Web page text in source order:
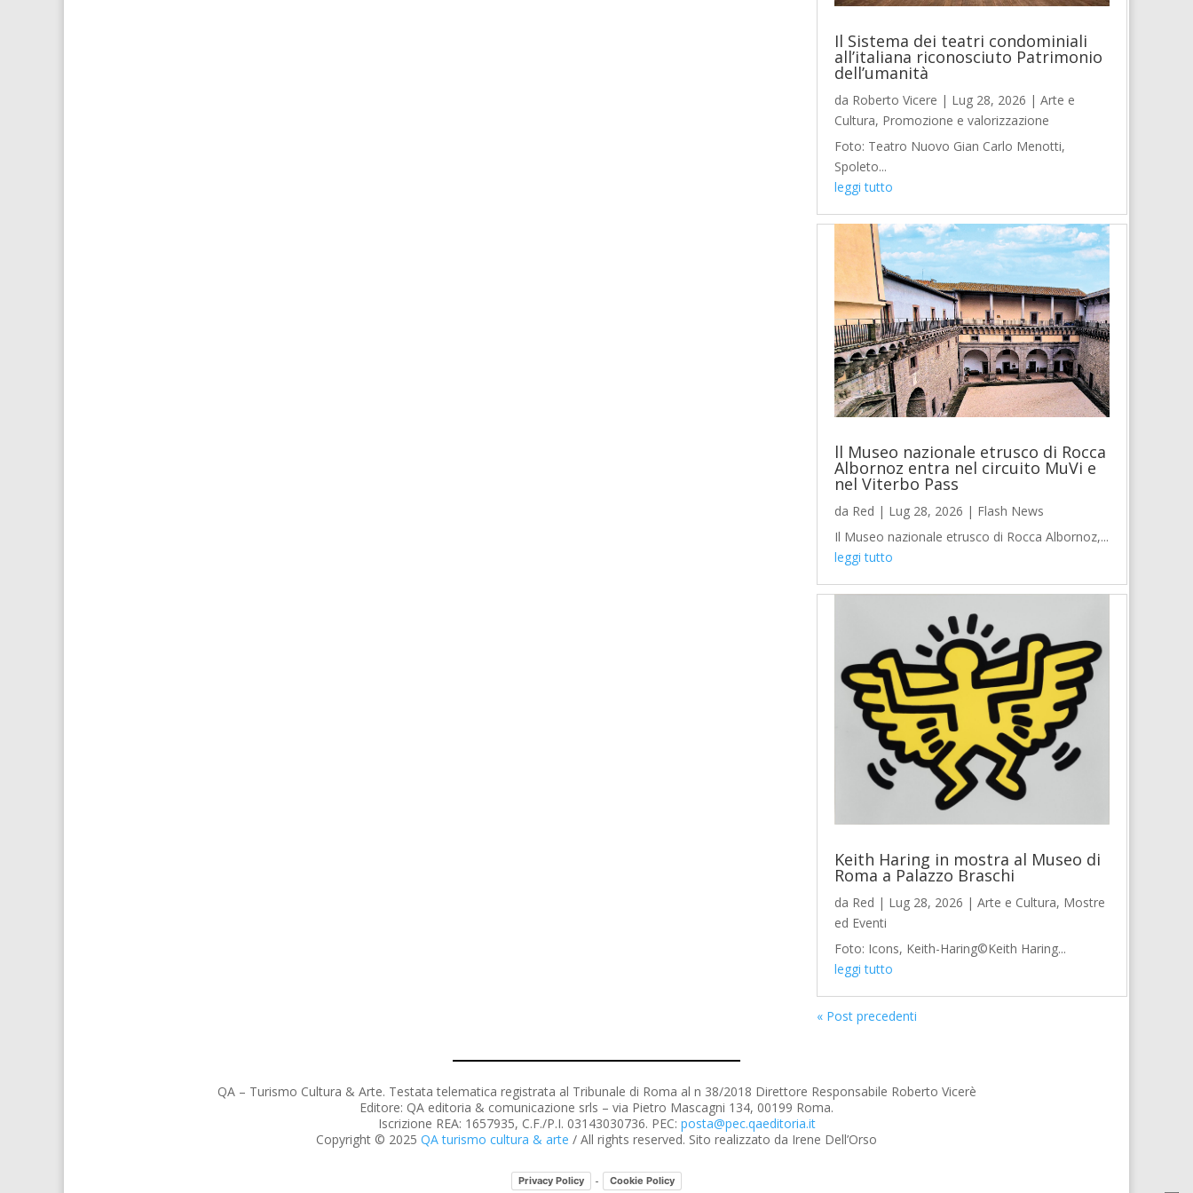
Il Sistema dei teatri condominiali
all’italiana riconosciuto Patrimonio
dell’umanità
da Roberto Vicere | Lug 28, 2026 |Arte e
Cultura, Promozione e valorizzazione
Foto: Teatro Nuovo Gian Carlo Menotti,
Spoleto...
leggi tutto
ll Museo nazionale etrusco di Rocca
Albornoz entra nel circuito MuVi e
nel Viterbo Pass
da Red | Lug 28, 2026 | Flash News
Il Museo nazionale etrusco di Rocca Albornoz,...
leggi tutto
Keith Haring in mostra al Museo di
Roma a Palazzo Braschi
da Red | Lug 28, 2026 |Arte e Cultura, Mostre
ed Eventi
Foto: Icons, Keith-Haring©Keith Haring...
leggi tutto
« Post precedenti
QA – Turismo Cultura & Arte. Testata telematica registrata al Tribunale di Roma al n 38/2018 Direttore Responsabile Roberto Vicerè
Editore: QA editoria & comunicazione srls – via Pietro Mascagni 134, 00199 Roma.
Iscrizione REA: 1657935, C.F./P.I. 03143030736. PEC: posta@pec.qaeditoria.it
Copyright © 2025 QA turismo cultura & arte / All rights reserved. Sito realizzato da Irene Dell’Orso
Privacy Policy - Cookie Policy